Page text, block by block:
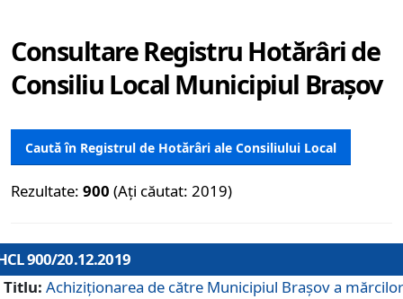
Consultare Registru Hotărâri de
Consiliu Local Municipiul Brașov
Caută în Registrul de Hotărâri ale Consiliului Local
Rezultate: 900 (Ați căutat: 2019)
900/20.12.2019
Titlu: Achiziționarea de către Municipiul Brașov a mărcilor